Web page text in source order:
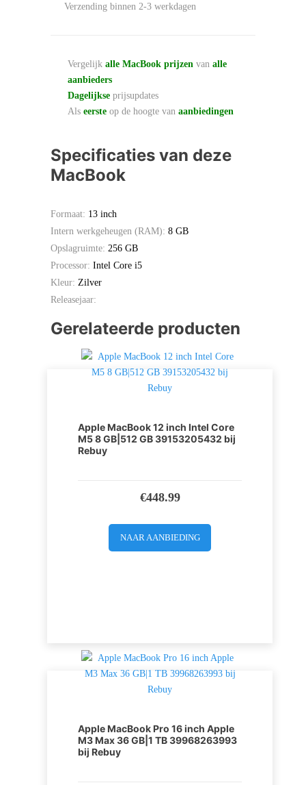
Verzending binnen 2-3 werkdagen
Vergelijk alle MacBook prijzen van alle
aanbieders
Dagelijkse prijsupdates
Als eerste op de hoogte van aanbiedingen
Specificaties van deze
MacBook
Formaat: 13 inch
Intern werkgeheugen (RAM): 8 GB
Opslagruimte: 256 GB
Processor: Intel Core i5
Kleur: Zilver
Releasejaar:
Gerelateerde producten
Apple MacBook 12 inch Intel Core
M5 8 GB|512 GB 39153205432 bij
Rebuy
€448.99
NAAR AANBIEDING
Apple MacBook Pro 16 inch Apple
M3 Max 36 GB|1 TB 39968263993
bij Rebuy